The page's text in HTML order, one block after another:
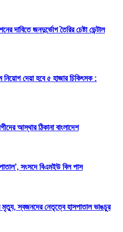
দাবিতে জনদুর্ভোগ তৈরির চেষ্টা ডেন্টাল
নিয়োগ দেয়া হবে ৫ হাজার চিকিৎসক :
আস্থার ঠিকানা বাংলাদেশ
সংসদে বিএমইউ বিল পাস
মৃত্যু, স্বজনদের নেতৃত্বে হাসপাতাল ভাঙচুর